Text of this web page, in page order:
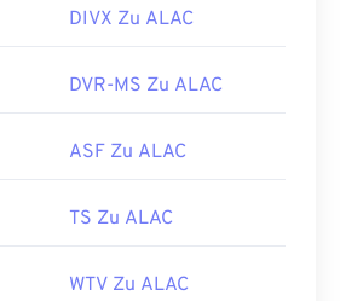
DIVX Zu ALAC
DVR-MS Zu ALAC
ASF Zu ALAC
TS Zu ALAC
WTV Zu ALAC